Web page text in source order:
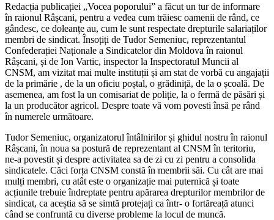
Redacția publicației „Vocea poporului” a făcut un tur de informare
în ra­ionul Râșcani, pentru a vedea cum trăiesc oamenii de rând, ce
gândesc, ce doleanțe au, cum le sunt respectate drepturile salariaților
membri de sindicat. Însoțiți de Tudor Semeniuc, reprezentantul
Confederației Naționale a Sindicatelor din Moldova în raionul
Râșcani, și de Ion Var­tic, inspector la Inspectoratul Muncii al
CNSM, am vizitat mai multe instituții și am stat de vorbă cu angajații
de la primărie , de la un oficiu poștal, o grădiniță, de la o școală. De
asemenea, am fost la un comisa­riat de poliție, la o fermă de păsări și
la un producător agricol. Despre toate vă vom povesti însă pe rând
în numerele următoare.
Tudor Semeniuc, organizatorul întâlni­rilor și ghidul nostru în raionul
Râșcani, în noua sa postură de reprezentant al CNSM în teritoriu,
ne-a povestit și despre acti­vitatea sa de zi cu zi pentru a consolida
sindicatele. Căci forța CNSM constă în membrii săi. Cu cât are mai
mulți membri, cu atât este o organizație mai puternică și toate
acțiunile trebuie îndreptate pentru apărarea drepturilor membrilor de
sindi­cat, ca aceștia să se simtă protejați ca într- o fortăreață atunci
când se confruntă cu diverse probleme la locul de muncă.